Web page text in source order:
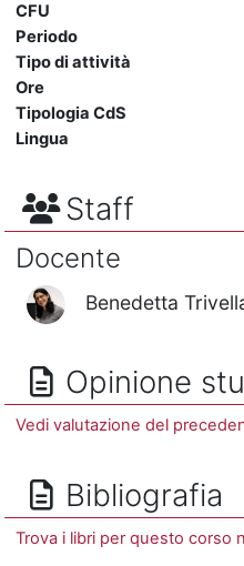
CFU
Periodo
Tipo di attività
Ore
Tipologia CdS
Lingua
Staff
Docente
Benedetta
Opinione
Vedi valutazione del
Bibliografia
Trova i libri per questo corso